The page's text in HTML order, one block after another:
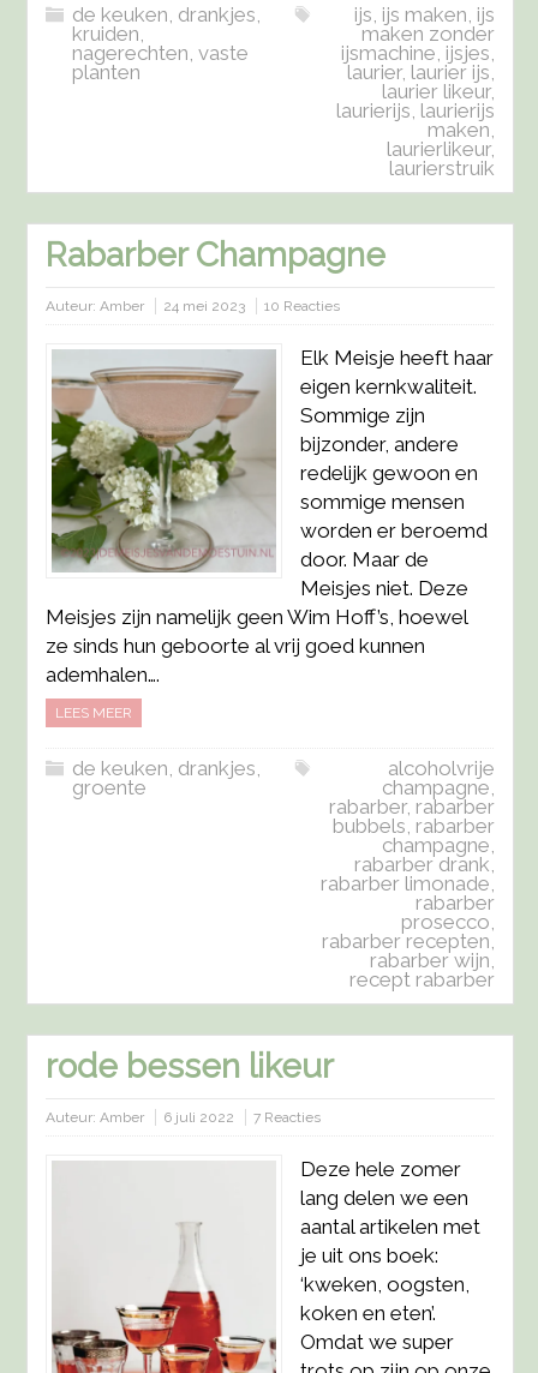
de keuken drankjes
kruiden
nagerechten ,vaste
planten
ijs ijs maken ijs
maken zonder
ijsmachine ijsjes
laurier, laurier ijs
laurier likeur,
laurierijs laurierijs
maken
laurierlikeur,
laurierstruik
Rabarber Champagne
Auteur: Amber 24 mei 2023 10 Reacties
Elk Meisje heeft haar
eigen kernkwaliteit.
Sommige zijn
bijzonder, andere
redelijk gewoon en
sommige mensen
worden er beroemd
door. Maar de
Meisjes niet. Deze
Meisjes zijn namelijk geen Wim Hoff’s, hoewel
ze sinds hun geboorte al vrij goed kunnen
ademhalen….
LEES MEER
de keuken drankjes
groente
alcoholvrije
champagne
rabarber, rabarber
bubbels rabarber
champagne
rabarber drank
rabarber limonade
rabarber
prosecco
rabarber recepten
rabarber wijn
recept rabarber
rode bessen likeur
Auteur: Amber 6 juli 2022 7 Reacties
Deze hele zomer
lang delen we een
aantal artikelen met
je uit ons boek:
‘kweken, oogsten,
koken en eten’.
Omdat we super